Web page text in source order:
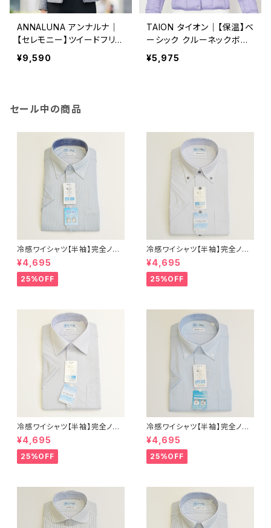
ANNALUNA アンナルナ｜
【セレモニー】ツイードフリン
ジ ノーカラージャケット｜
オンオフ レディース ブラッ
¥9,590
TAION タイオン｜【保温】ベ
ーシック クルーネックボタ
ン インナーダウンジャケット
｜軽量 洗濯可能 レディー
¥5,975
セール中の商品
冷感ワイシャツ【半袖】完全ノー
アイロン i-Shirt｜-2℃冷却 形
態安定 レギュラーシルエット ボ
タンダウン ドビー メンズ ビジネ
ス dhy195t-dbd-72 L.グリー
¥4,695
25%OFF
冷感ワイシャツ【半袖】完全ノー
アイロン i-Shirt｜-2℃冷却 形
態安定 レギュラーシルエット ボ
タンダウン ストライプ メンズ ビ
ジネス exha13-bd-12 L.グレ
¥4,695
25%OFF
冷感ワイシャツ【半袖】完全ノー
アイロン i-Shirt｜-2℃冷却 形
態安定 レギュラーシルエット セ
ミワイドカラー ドビー メンズ ビ
ジネス exha14-sw-12 L.グレ
¥4,695
25%OFF
冷感ワイシャツ【半袖】完全ノー
アイロン i-Shirt｜-2℃冷却 形
態安定 レギュラーシルエット ボ
タンダウン ストライプ メンズ ビ
ジネス dhy197-bd-81 サック
¥4,695
25%OFF